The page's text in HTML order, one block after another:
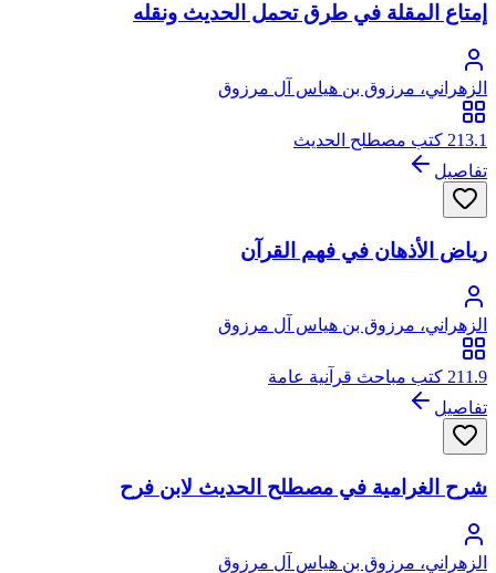
إمتاع المقلة في طرق تحمل الحديث ونقله
الزهراني، مرزوق بن هياس آل مرزوق
213.1 كتب مصطلح الحديث
تفاصيل
رياض الأذهان في فهم القرآن
الزهراني، مرزوق بن هياس آل مرزوق
211.9 كتب مباحث قرآنية عامة
تفاصيل
شرح الغرامية في مصطلح الحديث لابن فرح
الزهراني، مرزوق بن هياس آل مرزوق